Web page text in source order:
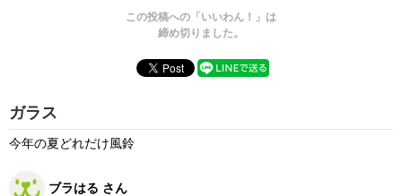
この投稿への「いいわん！」は
締め切りました。
ガラス
今年の夏どれだけ風鈴
ブラはる さん